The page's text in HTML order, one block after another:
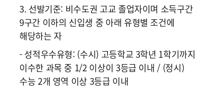
3. 선발기준: 비수도권 고교 졸업자이며 소득구간
9구간 이하의 신입생 중 아래 유형별 조건에
해당하는 자
- 성적우수유형: (수시) 고등학교 3학년 1학기까지
이수한 과목 중 1/2 이상이 3등급 이내 / (정시)
수능 2개 영역 이상 3등급 이내